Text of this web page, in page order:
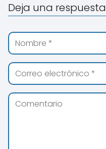
Deja una respuesta